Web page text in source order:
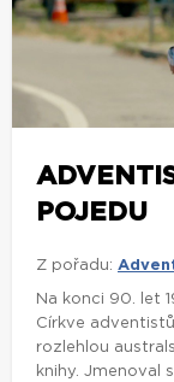
POJEDU
Z pořadu:
Na konci 90. let
Církve
rozlehlou
knihy. Jmenoval